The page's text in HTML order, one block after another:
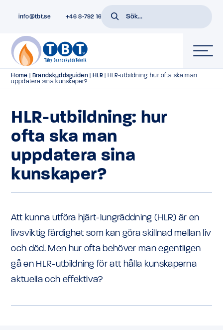
info@tbt.se +46 8-792 16 01
Home Brandskyddsguiden HLR
HLR-utbildning: hur ofta ska man
uppdatera sina kunskaper?
HLR-utbildning: hur
ofta ska man
uppdatera sina
kunskaper?
Att kunna utföra hjärt-lungräddning (HLR) är en
livsviktig färdighet som kan göra skillnad mellan liv
och död. Men hur ofta behöver man egentligen
gå en HLR-utbildning för att hålla kunskaperna
aktuella och effektiva?